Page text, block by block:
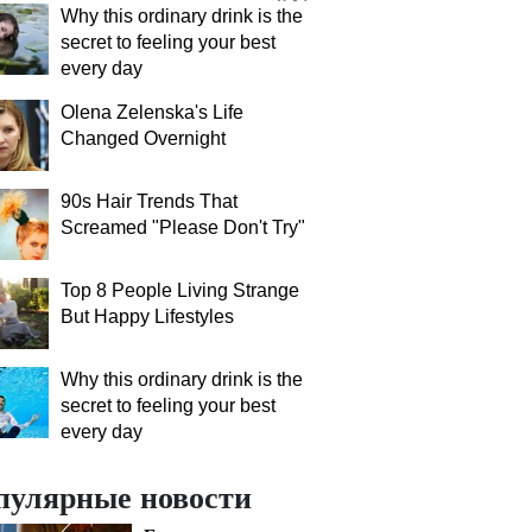
Why this ordinary drink is the
secret to feeling your best
every day
Olena Zelenska's Life
Changed Overnight
90s Hair Trends That
Screamed "Please Don't Try"
Top 8 People Living Strange
But Happy Lifestyles
Why this ordinary drink is the
secret to feeling your best
every day
новости